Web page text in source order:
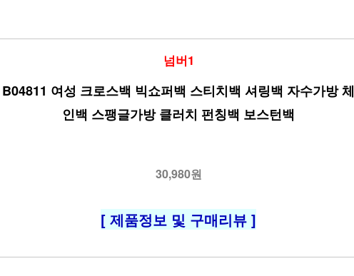
넘버1
B04811 여성 크로스백 빅쇼퍼백 스티치백 셔링백 자수가방 체
인백 스팽글가방 클러치 펀칭백 보스턴백
30,980원
[ 제품정보 및 구매리뷰 ]